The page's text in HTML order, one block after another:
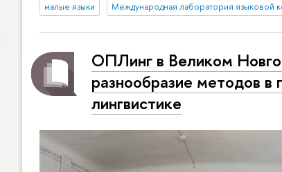
малые языки Международная лаборатория языковой
ОПЛинг в Великом
разнообразие методов в
лингвистике